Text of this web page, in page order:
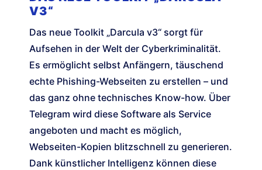
V3“
Das neue Toolkit „Darcula v3“ sorgt für
Aufsehen in der Welt der Cyberkriminalität.
Es ermöglicht selbst Anfängern, täuschend
echte Phishing-Webseiten zu erstellen – und
das ganz ohne technisches Know-how. Über
Telegram wird diese Software als Service
angeboten und macht es möglich,
Webseiten-Kopien blitzschnell zu generieren.
Dank künstlicher Intelligenz können diese